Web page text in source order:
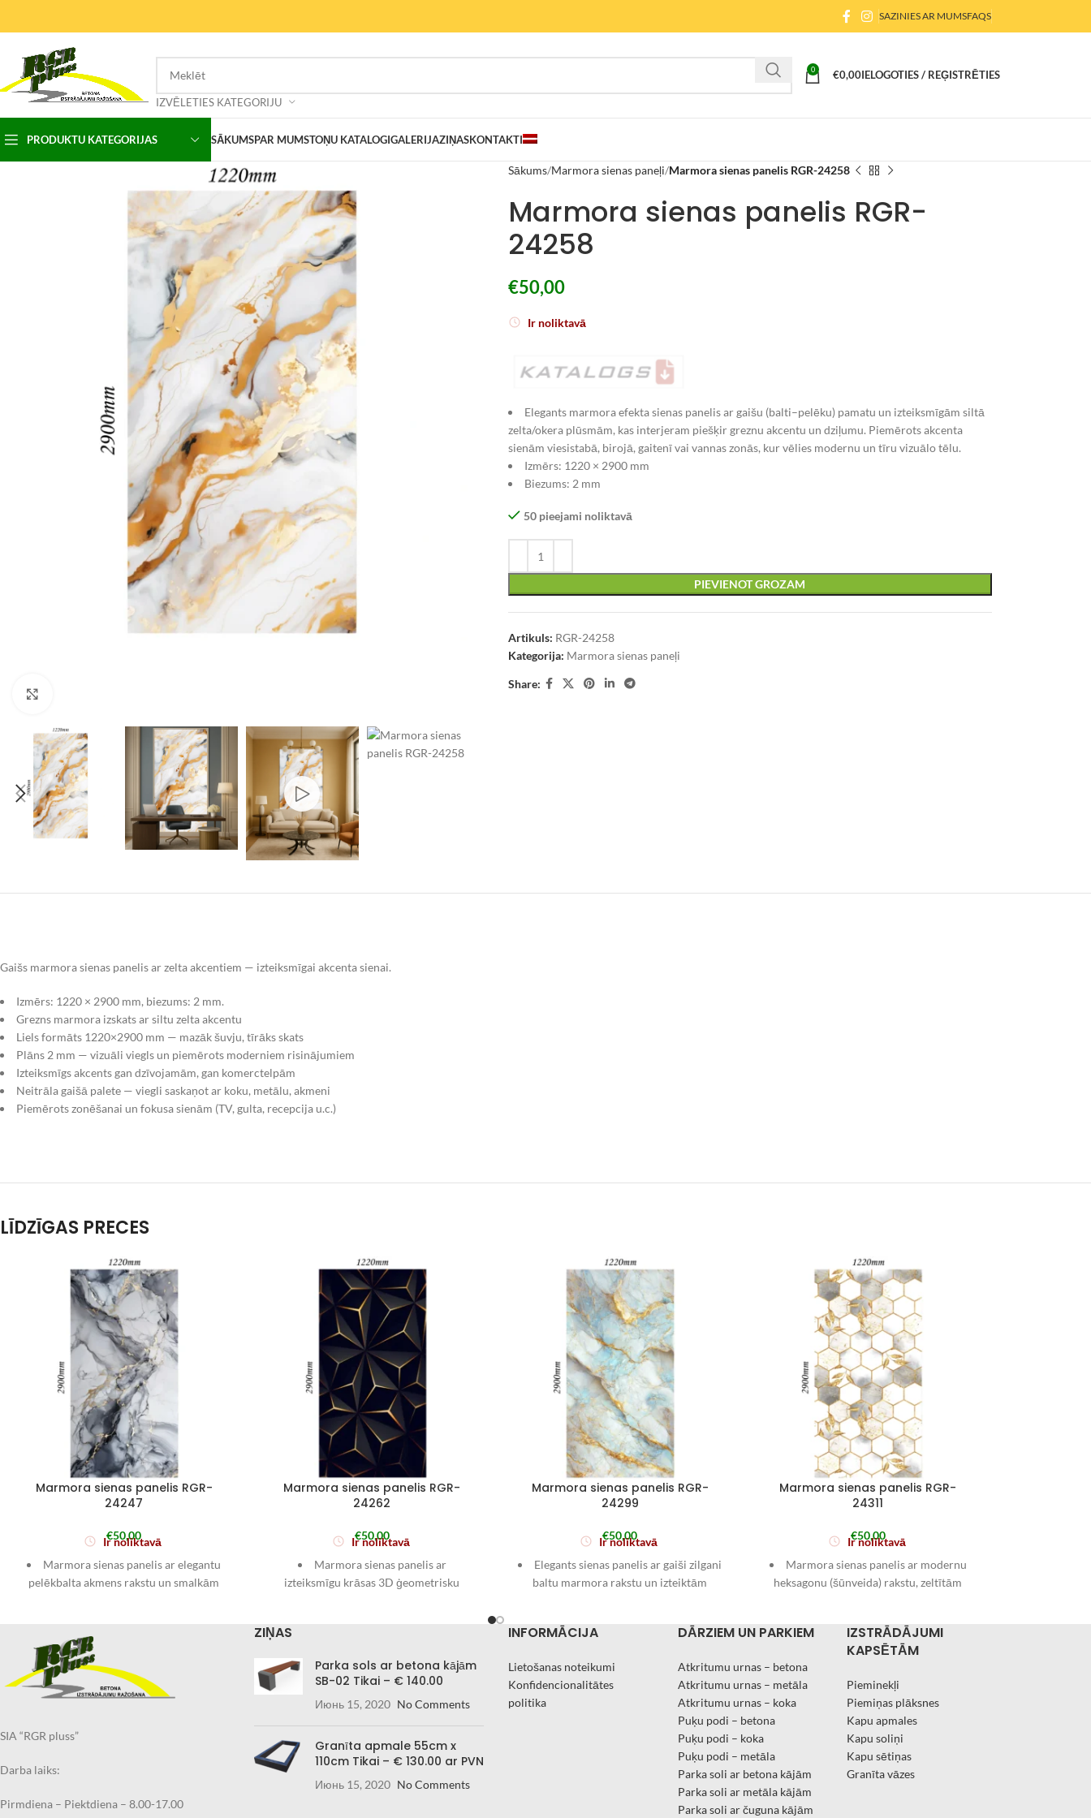
SAZINIES AR MUMSFAQS
IZVĒLETIES KATEGORIJU
0 €0,00IELOGOTIES / REĢISTRĒTIES
PRODUKTU KATEGORIJAS SĀKUMSPAR MUMSTOŅU KATALOGIGALERIJAZIŅASKONTAKTI
Sākums Marmora sienas paneļi Marmora sienas panelis RGR-24258
Marmora sienas panelis RGR-
24258
€50,00
Ir noliktavā
Elegants marmora efekta sienas panelis ar gaišu (balti–pelēku) pamatu un izteiksmīgām siltā
zelta/okera plūsmām, kas interjeram piešķir greznu akcentu un dziļumu. Piemērots akcenta
sienām viesistabā, birojā, gaitenī vai vannas zonās, kur vēlies modernu un tīru vizuālo tēlu.
Izmērs: 1220 × 2900 mm
Biezums: 2 mm
50 pieejami noliktavā
PIEVIENOT GROZAM
Artikuls: RGR-24258
Kategorija: Marmora sienas paneļi
Share:
Gaišs marmora sienas panelis ar zelta akcentiem — izteiksmīgai akcenta sienai.
Izmērs: 1220 × 2900 mm, biezums: 2 mm.
Grezns marmora izskats ar siltu zelta akcentu
Liels formāts 1220×2900 mm — mazāk šuvju, tīrāks skats
Plāns 2 mm — vizuāli viegls un piemērots moderniem risinājumiem
Izteiksmīgs akcents gan dzīvojamām, gan komerctelpām
Neitrāla gaišā palete — viegli saskaņot ar koku, metālu, akmeni
Piemērots zonēšanai un fokusa sienām (TV, gulta, recepcija u.c.)
LĪDZĪGAS PRECES
Marmora sienas panelis RGR-
24247
€50,00
Ir noliktavā
Marmora sienas panelis ar elegantu
pelēkbalta akmens rakstu un smalkām
formāts 1220 × 2900 mm ļauj veidot
vizuāli “tīru” akcenta sienu ar minimālu
šuvju skaitu, savukārt 2 mm biezums
padara paneli plānu un viegli
gaitenī vai vannas istabā (ievērojot
Marmora sienas panelis RGR-
24262
€50,00
Ir noliktavā
Marmora sienas panelis ar
izteiksmīgu krāsas 3D ģeometrisku
noskaņu. Ideāli der akcenta sienai vannas
Izmērs: 1220 × 2900 mm
Biezums: 2 mm
Marmora sienas panelis RGR-
24299
€50,00
Ir noliktavā
Elegants sienas panelis ar gaiši zilgani
baltu marmora rakstu un izteiktām
× 2900 mm un tikai 2 mm biezums ļauj
Izmērs: 1220 × 2900 mm
Biezums: 2 mm
Marmora sienas panelis RGR-
24311
€50,00
Ir noliktavā
Marmora sienas panelis ar modernu
heksagonu (šūnveida) rakstu, zeltītām
dekoratīviem lapu motīviem piešķir
telpai vieglu, elegantu un izteiksmīgu
Izmērs: 1220 × 2900 mm
Biezums: 2 mm
SIA “RGR pluss”
Darba laiks:
Pirmdiena – Piektdiena – 8.00-17.00
ZIŅAS
Parka sols ar betona kājām
SB-02 Tikai – € 140.00
Июнь 15, 2020 No Comments
Granīta apmale 55cm x
110cm Tikai – € 130.00 ar PVN
Июнь 15, 2020 No Comments
INFORMĀCIJA
Lietošanas noteikumi
Konfidencionalitātes
politika
DĀRZIEM UN PARKIEM
Atkritumu urnas – betona
Atkritumu urnas – metāla
Atkritumu urnas – koka
Puķu podi – betona
Puķu podi – koka
Puķu podi – metāla
Parka soli ar betona kājām
Parka soli ar metāla kājām
Parka soli ar čuguna kājām
IZSTRĀDĀJUMI
KAPSĒTĀM
Pieminekļi
Piemiņas plāksnes
Kapu apmales
Kapu soliņi
Kapu sētiņas
Granīta vāzes